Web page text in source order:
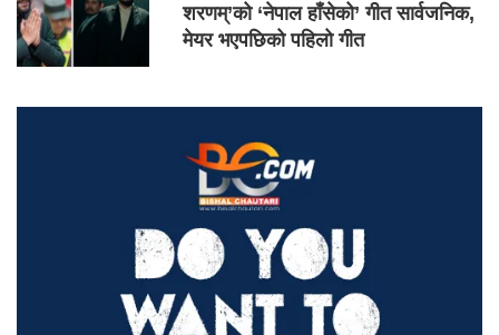
शरणम्’को ‘नेपाल हाँसेको’ गीत सार्वजनिक,
मेयर भएपछिको पहिलो गीत